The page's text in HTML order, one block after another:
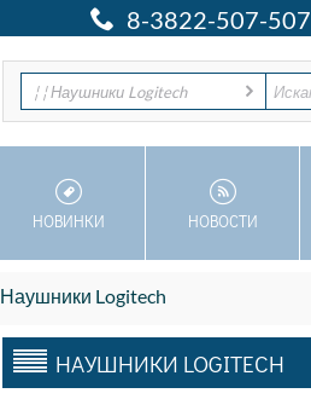
8-3822-507-507
¦ ¦ Наушники Logitech
НОВИНКИ НОВОСТИ
Наушники Logitech
НАУШНИКИ LOGITECH